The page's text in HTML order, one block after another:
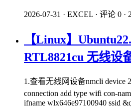
2026-07-31 · EXCEL · 评论 0 ·
【Linux】
RTL8821cu 无线设
1.查看无线网设备nmcli device
connection add type wifi con-
ifname wlx646e97100940 ssid